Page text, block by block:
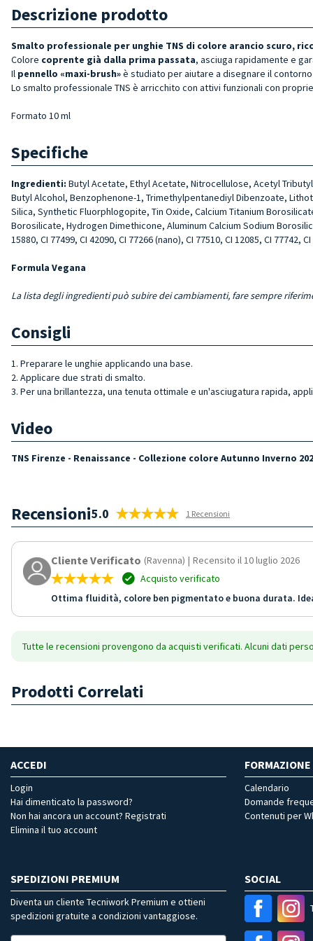
Descrizione prodotto
Smalto professionale per unghie TNS di colore arancio scuro,
Colore coprente già dalla prima passata, asciuga rapidamente e
Il pennello «maxi-brush»è studiato per aiutare a disegnare il
Lo smalto professionale TNS è arricchito con attivi funzionali con
Formato 10 ml
Specifiche
Ingredienti: Butyl Acetate, Ethyl Acetate, Nitrocellulose, Acetyl
Butyl Alcohol, Benzophenone-1, Trimethylpentanediyl Dibenzoate,
Silica, Synthetic Fluorphlogopite, Tin Oxide, Calcium Titanium
Borosilicate, Hydrogen Dimethicone, Aluminum Calcium Sodium
15880, CI 77499, CI 42090, CI 77266 (nano), CI 77510, CI 12085, CI 77742,
Formula Vegana
La lista degli ingredienti può subire dei cambiamenti, fare sempre
Consigli
1. Preparare le unghie applicando una base.
2. Applicare due strati di smalto.
3. Per una brillantezza, una tenuta ottimale e un'asciugatura rapida,
Video
TNS Firenze - Renaissance - Collezione colore Autunno Inverno
Recensioni5.0 1 Recensioni
Cliente Verificato (Ravenna) | Recensito il 10 luglio 2026
Acquisto verificato
Ottima fluidità, colore ben pigmentato e buona durata.
Tutte le recensioni provengono da acquisti verificati. Alcuni dati
Prodotti Correlati
ACCEDI
Login
Hai dimenticato la password?
Non hai ancora un account? Registrati
Elimina il tuo account
FORMAZIONE
Calendario
Domande
Contenuti per
SPEDIZIONI PREMIUM
Diventa un cliente Tecniwork Premium e ottieni
spedizioni gratuite a condizioni vantaggiose.
SOCIAL